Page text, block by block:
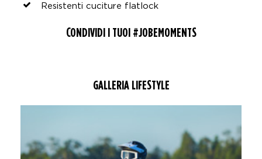
Resistenti cuciture flatlock
CONDIVIDI I TUOI #JOBEMOMENTS
GALLERIA LIFESTYLE